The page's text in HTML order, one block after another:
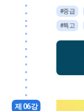
#중급
#특고
제 06강